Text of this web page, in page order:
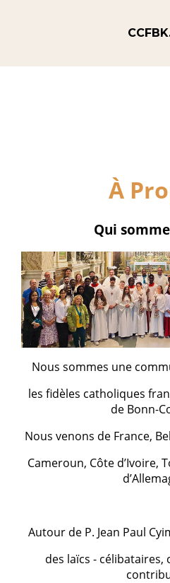
À
Qui
Nous sommes une
les fidèles catholiques
de Bonn-
Nous venons de France,
Cameroun, Côte d’Ivoire,
Autour de P. Jean Paul
des laïcs - célibataires,